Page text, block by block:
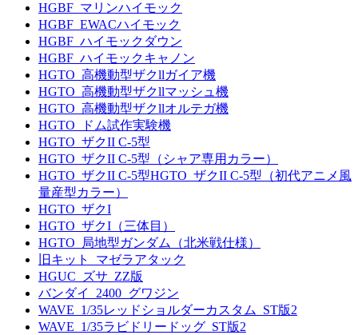
HGBF_マリンハイモック
HGBF_EWACハイモック
HGBF_ハイモックダウン
HGBF_ハイモックキャノン
HGTO_高機動型ザクllガイア機
HGTO_高機動型ザクllマッシュ機
HGTO_高機動型ザクllオルテガ機
HGTO_ドム試作実験機
HGTO_ザクII C-5型
HGTO_ザクII C-5型（シャア専用カラー）
HGTO_ザクII C-5型HGTO_ザクII C-5型（初代アニメ風
量産型カラー）
HGTO_ザクI
HGTO_ザクI（三体目）
HGTO_局地型ガンダム（北米戦仕様）
旧キット_マゼラアタック
HGUC_ズサ_ZZ版
バンダイ_2400_グワジン
WAVE_1/35レッドショルダーカスタム_ST版2
WAVE_1/35ラビドリードッグ_ST版2